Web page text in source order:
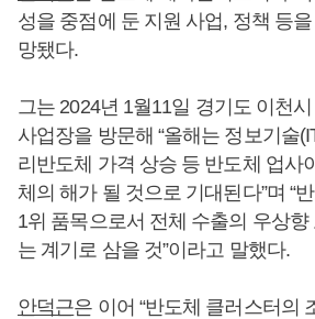
성을 중점에 둔 지원 사업, 정책 등
망됐다.
그는 2024년 1월11일 경기도 이천
사업장을 방문해 “올해는 정보기술
리반도체 가격 상승 등 반도체 업사
체의 해가 될 것으로 기대된다”며 “
1위 품목으로서 전체 수출의 우상
는 계기로 삼을 것”이라고 말했다.
안덕근은 이어 “반도체 클러스터의